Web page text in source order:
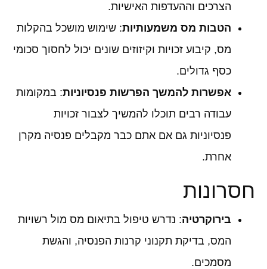
הצרכים וההעדפות האישיות.
הטבות מס משמעותיות: שימוש מושכל בהקלות
מס, קיבוע זכויות וקיזוזים שונים יכול לחסוך סכומי
כסף גדולים.
אפשרות להמשך הפרשות פנסיוניות: במקומות
עבודה רבים תוכלו להמשיך לצבור זכויות
פנסיוניות גם אם אתם כבר מקבלים פנסיה מקרן
אחרת.
חסרונות
בירוקרטיה: נדרש טיפול בתיאום מס מול רשויות
המס, בדיקת תקנוני קרנות הפנסיה, והגשת
מסמכים.